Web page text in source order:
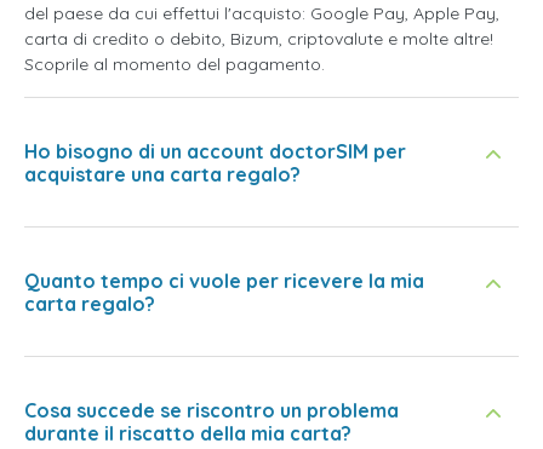
del paese da cui effettui l'acquisto: Google Pay, Apple Pay,
carta di credito o debito, Bizum, criptovalute e molte altre!
Scoprile al momento del pagamento.
Ho bisogno di un account doctorSIM per
acquistare una carta regalo?
Quanto tempo ci vuole per ricevere la mia
carta regalo?
Cosa succede se riscontro un problema
durante il riscatto della mia carta?